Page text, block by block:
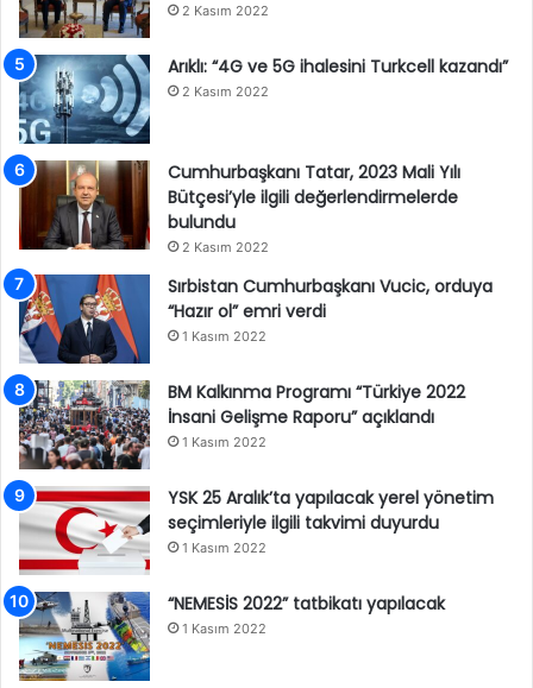
2 Kasım 2022
Arıklı: “4G ve 5G ihalesini Turkcell kazandı”
2 Kasım 2022
Cumhurbaşkanı Tatar, 2023 Mali Yılı
Bütçesi’yle ilgili değerlendirmelerde
bulundu
2 Kasım 2022
Sırbistan Cumhurbaşkanı Vucic, orduya
“Hazır ol” emri verdi
1 Kasım 2022
BM Kalkınma Programı “Türkiye 2022
İnsani Gelişme Raporu” açıklandı
1 Kasım 2022
YSK 25 Aralık’ta yapılacak yerel yönetim
seçimleriyle ilgili takvimi duyurdu
1 Kasım 2022
“NEMESİS 2022” tatbikatı yapılacak
1 Kasım 2022